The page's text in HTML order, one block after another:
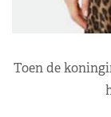
Toen de